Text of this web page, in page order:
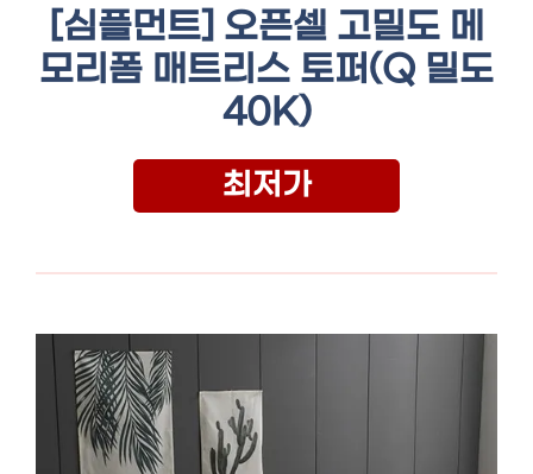
[심플먼트] 오픈셀 고밀도 메
모리폼 매트리스 토퍼(Q 밀도
40K)
최저가